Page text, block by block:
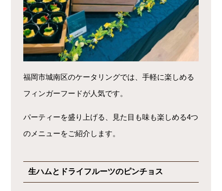
福岡市城南区のケータリングでは、手軽に楽しめる
フィンガーフードが人気です。
パーティーを盛り上げる、見た目も味も楽しめる4つ
のメニューをご紹介します。
生ハムとドライフルーツのピンチョス